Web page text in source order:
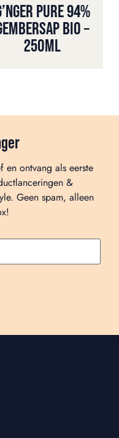
PURE 94%
BIO –
250ML
ontvang als eerste
&
Geen spam, alleen